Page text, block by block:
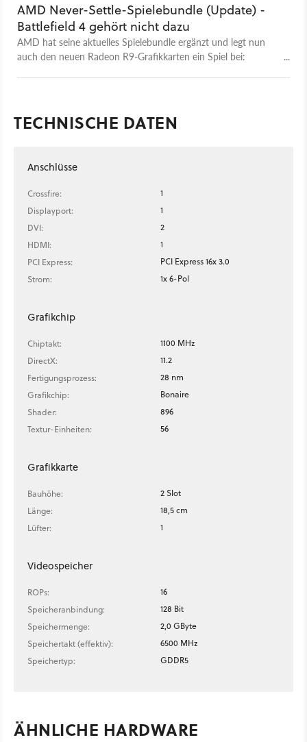
AMD Never-Settle-Spielebundle (Update) -
Battlefield 4 gehört nicht dazu
AMD hat seine aktuelles Spielebundle ergänzt und legt nun
auch den neuen Radeon R9-Grafikkarten ein Spiel bei:
TECHNISCHE DATEN
Anschlüsse
Crossfire:
1
Displayport:
1
DVI:
2
HDMI:
1
PCI Express:
PCI Express 16x 3.0
Strom:
1x 6-Pol
Grafikchip
Chiptakt:
1100 MHz
DirectX:
11.2
Fertigungsprozess:
28 nm
Grafikchip:
Bonaire
Shader:
896
Textur-Einheiten:
56
Grafikkarte
Bauhöhe:
2 Slot
Länge:
18,5 cm
Lüfter:
1
Videospeicher
ROPs:
16
Speicheranbindung:
128 Bit
Speichermenge:
2,0 GByte
Speichertakt (effektiv):
6500 MHz
Speichertyp:
GDDR5
ÄHNLICHE HARDWARE